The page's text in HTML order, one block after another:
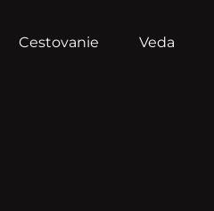
Cestovanie Veda